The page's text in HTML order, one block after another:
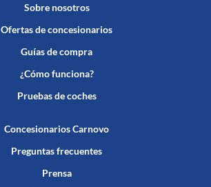
Sobre nosotros
Ofertas de concesionarios
Guías de compra
¿Cómo funciona?
Pruebas de coches
Concesionarios Carnovo
Preguntas frecuentes
Prensa